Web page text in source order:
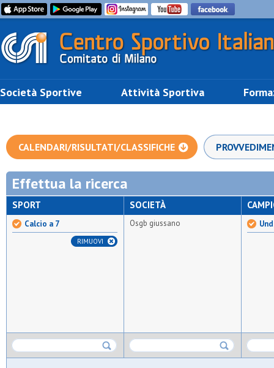
Società Sportive Attività Sportiva
CALENDARI/RISULTATI/CLASSIFICHE
Effettua la ricerca
SPORT
Calcio a 7
RIMUOVI
SOCIETÀ
Osgb giussano